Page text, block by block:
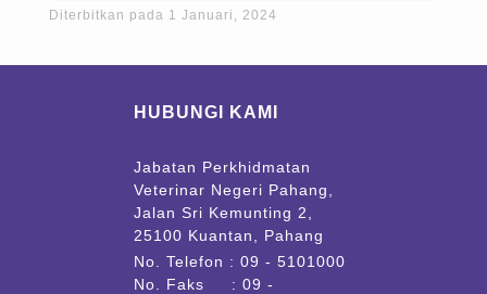
Diterbitkan pada 1 Januari, 2024
HUBUNGI KAMI
Jabatan Perkhidmatan
Veterinar Negeri Pahang,
Jalan Sri Kemunting 2,
25100 Kuantan, Pahang
No. Telefon : 09 - 5101000
No. Faks : 09 -